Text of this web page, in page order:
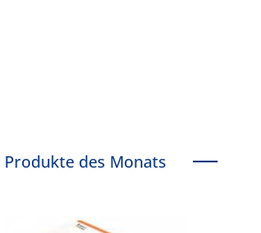
Produkte des Monats